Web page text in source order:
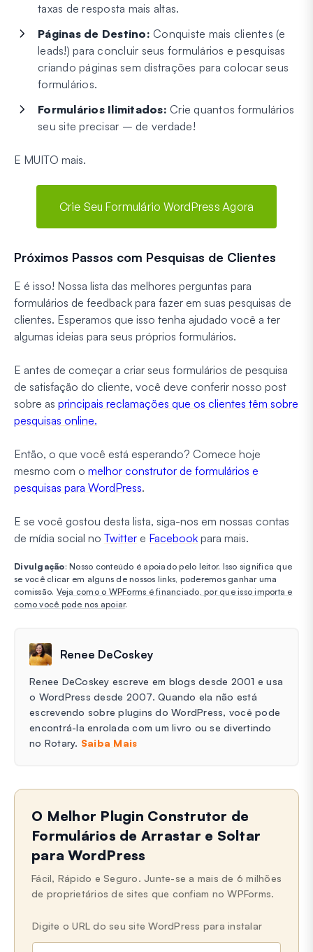
taxas de resposta mais altas.
Páginas de Destino: Conquiste mais clientes (e
leads!) para concluir seus formulários e pesquisas
criando páginas sem distrações para colocar seus
formulários.
Formulários Ilimitados: Crie quantos formulários
seu site precisar – de verdade!
E MUITO mais.
Crie Seu Formulário WordPress Agora
Próximos Passos com Pesquisas de Clientes
E é isso! Nossa lista das melhores perguntas para
formulários de feedback para fazer em suas pesquisas de
clientes. Esperamos que isso tenha ajudado você a ter
algumas ideias para seus próprios formulários.
E antes de começar a criar seus formulários de pesquisa
de satisfação do cliente, você deve conferir nosso post
sobre as principais reclamações que os clientes têm sobre
pesquisas online.
Então, o que você está esperando? Comece hoje
mesmo com o melhor construtor de formulários e
pesquisas para WordPress.
E se você gostou desta lista, siga-nos em nossas contas
de mídia social no Twitter e Facebook para mais.
Divulgação: Nosso conteúdo é apoiado pelo leitor. Isso significa que
se você clicar em alguns de nossos links, poderemos ganhar uma
comissão. Veja como o WPForms é financiado, por que isso importa e
como você pode nos apoiar.
Renee DeCoskey
Renee DeCoskey escreve em blogs desde 2001 e usa
o WordPress desde 2007. Quando ela não está
escrevendo sobre plugins do WordPress, você pode
encontrá-la enrolada com um livro ou se divertindo
no Rotary. Saiba Mais
O Melhor Plugin Construtor de
Formulários de Arrastar e Soltar
para WordPress
Fácil, Rápido e Seguro. Junte-se a mais de 6 milhões
de proprietários de sites que confiam no WPForms.
Digite o URL do seu site WordPress para instalar